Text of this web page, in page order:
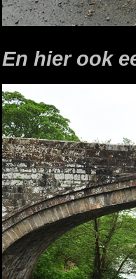
En hier ook